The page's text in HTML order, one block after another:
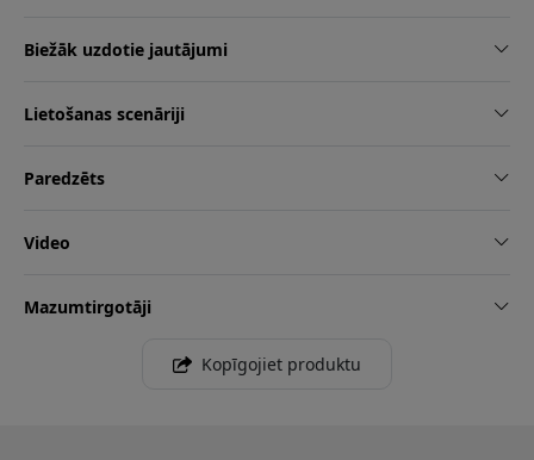
Biežāk uzdotie jautājumi
Lietošanas scenāriji
Paredzēts
Video
Mazumtirgotāji
Kopīgojiet produktu